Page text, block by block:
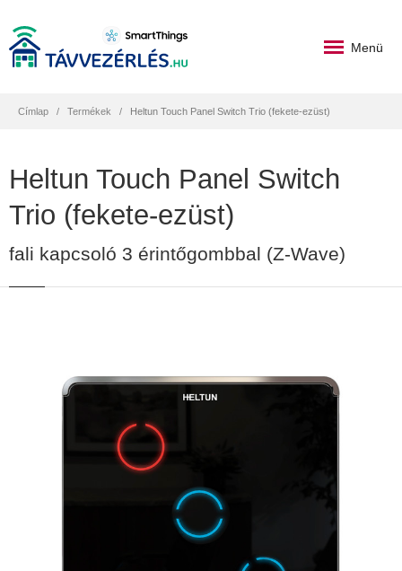
Menü
Címlap Termékek Heltun Touch Panel Switch Trio (fekete-ezüst)
Heltun Touch Panel Switch
Trio (fekete-ezüst)
fali kapcsoló 3 érintőgombbal (Z-Wave)